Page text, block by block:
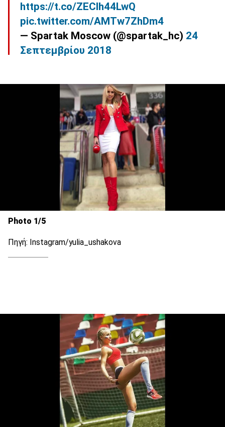
https://t.co/ZEClh44LwQ
pic.twitter.com/AMTw7ZhDm4
— Spartak Moscow (@spartak_hc) 24
Σεπτεμβρίου 2018
Photo 1/5
Πηγή: Instagram/yulia_ushakova